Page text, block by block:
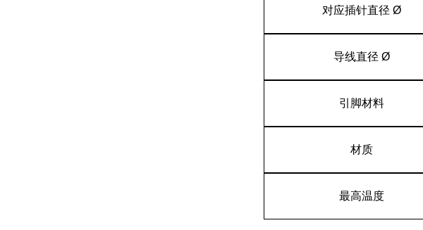
对应插针直径 Ø
导线直径 Ø
引脚材料
材质
最高温度